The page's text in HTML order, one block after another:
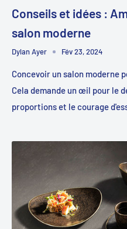
Conseils et idées :
salon moderne
Dylan Ayer Fév 23, 2024
Concevoir un salon moderne
Cela demande un œil pour le
proportions et le courage